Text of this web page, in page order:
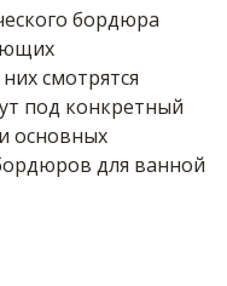
бордюра
смотрятся
под конкретный
основных
для ванной